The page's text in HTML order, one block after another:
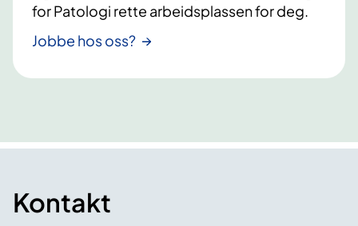
for Patologi rette arbeidsplassen for deg.
Jobbe hos oss?
Kontakt